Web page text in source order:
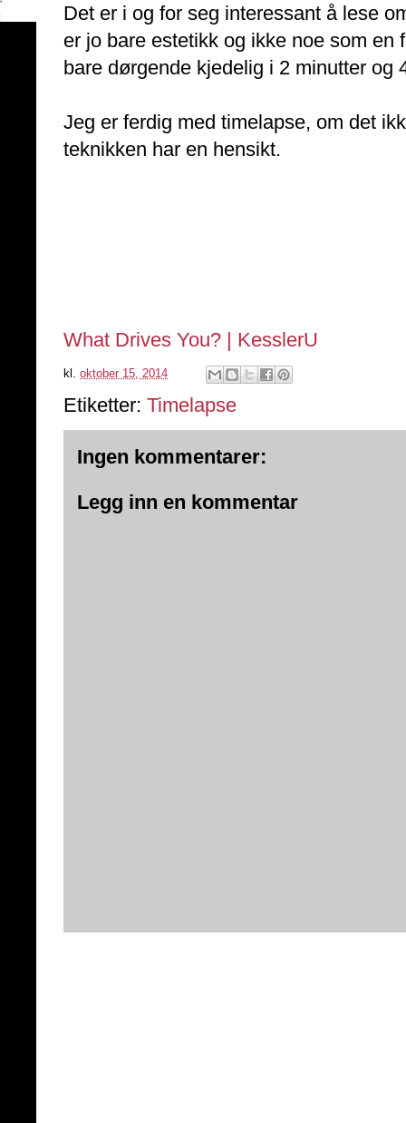
Det er i og for seg interessant å lese
er jo bare estetikk og ikke noe som
bare dørgende kjedelig i 2 minutter og
Jeg er ferdig med timelapse, om det
teknikken har en hensikt.
What Drives You? | KesslerU
kl. oktober 15, 2014
Etiketter: Timelapse
Ingen kommentarer:
Legg inn en kommentar